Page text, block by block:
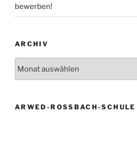
bewerben!
ARCHIV
ARWED-ROSSBACH-